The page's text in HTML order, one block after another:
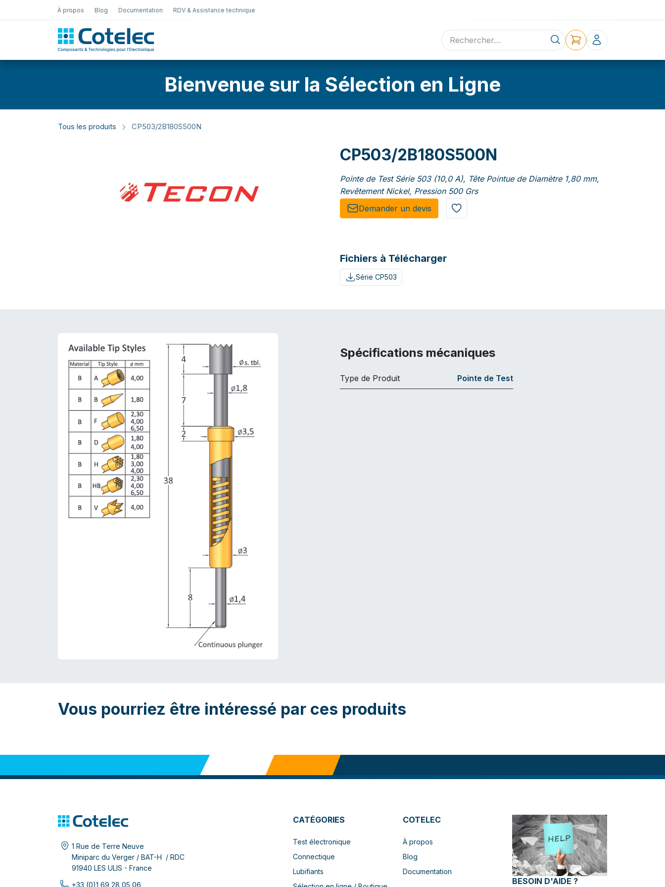
À propos Blog Documentation RDV & Assistance technique
Sélection en ligne Contact
Bienvenue sur la Sélection en Ligne
Tous les produits CP503/2B180S500N
CP503/2B180S500N
Pointe de Test Série 503 (10,0 A), Tête Pointue de Diamètre 1,80 mm,
Revêtement Nickel, Pression 500 Grs
Demander un de​​vis​​
Fichiers à Télécharger
Série CP503
Spécifications mécaniques
Type de Produit Pointe de Test
Vous pourriez être intéressé par ces produits
1 Rue de Terre Neuve
Miniparc du Verger / BAT-H / RDC
91940 LES ULIS - France
+33 (0)1 69 28 05 06
CATÉGORIES
Test électronique
Connectique
Lubifiants
COTELEC
À propos
Blog
Documentation
BESOIN D'AIDE ?